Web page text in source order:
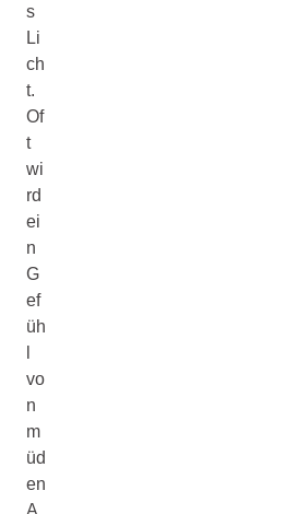
s
Li
ch
t.
Of
t
wi
rd
ei
n
G
ef
üh
vo
n
m
üd
en
A